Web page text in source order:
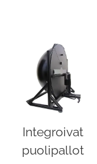
Integroivat
puolipallot